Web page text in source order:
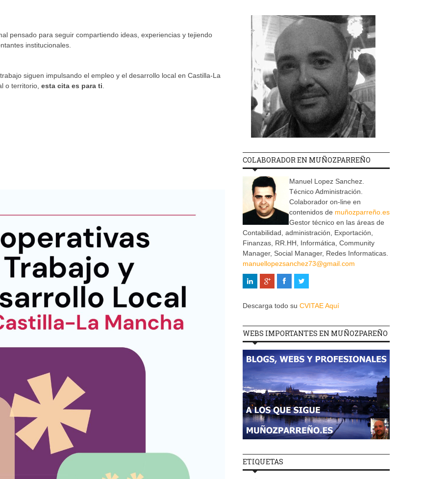
pensado para seguir compartiendo ideas, experiencias y tejiendo
institucionales.
siguen impulsando el empleo y el desarrollo local en Castilla-La
o territorio, esta cita es para ti.
COLABORADOR EN MUÑOZPARREÑO
Manuel Lopez Sanchez.
Técnico Administración.
Colaborador on-line en
contenidos de muñozparreño.es
Gestor técnico en las áreas de
Contabilidad, administración, Exportación,
Finanzas, RR.HH, Informática, Community
Manager, Social Manager, Redes Informaticas.
manuellopezsanchez73@gmail.com
Descarga todo su CVITAE Aquí
WEBS IMPORTANTES EN MUÑOZPAREÑO
ETIQUETAS